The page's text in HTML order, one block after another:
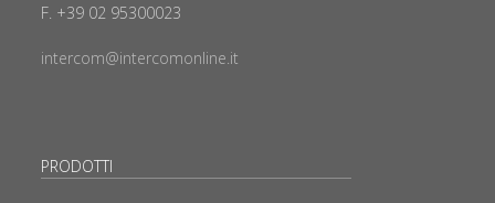
F. +39 02 95300023
intercom@intercomonline.it
PRODOTTI